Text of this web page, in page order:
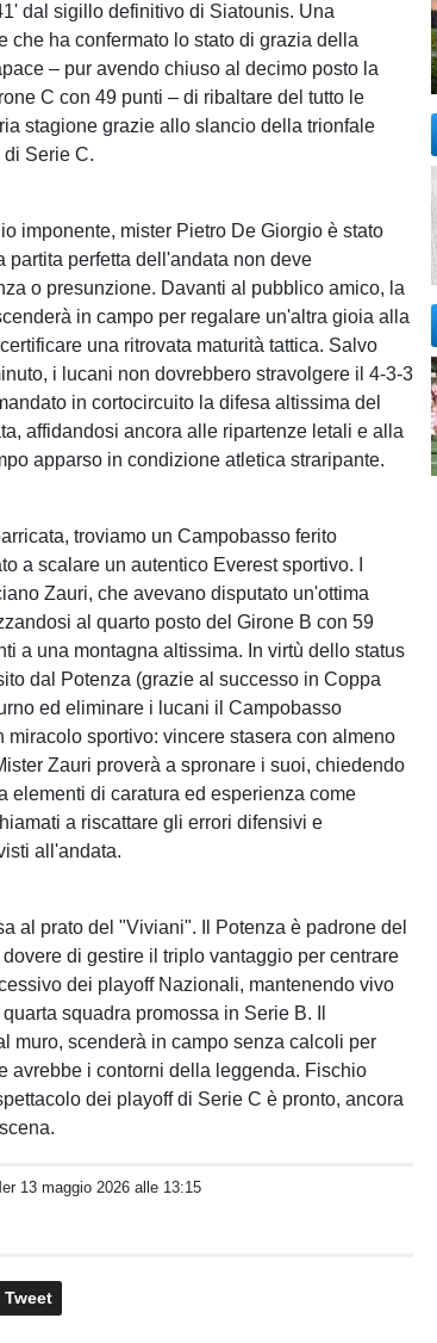
dal sigillo definitivo di Siatounis. Una
che ha confermato lo stato di grazia della
– pur avendo chiuso al decimo posto la
C con 49 punti – di ribaltare del tutto le
stagione grazie allo slancio della trionfale
Serie C.
imponente, mister Pietro De Giorgio è stato
partita perfetta dell'andata non deve
o presunzione. Davanti al pubblico amico, la
in campo per regalare un'altra gioia alla
una ritrovata maturità tattica. Salvo
i lucani non dovrebbero stravolgere il 4-3-3
in cortocircuito la difesa altissima del
affidandosi ancora alle ripartenze letali e alla
apparso in condizione atletica straripante.
troviamo un Campobasso ferito
a scalare un autentico Everest sportivo. I
Zauri, che avevano disputato un'ottima
al quarto posto del Girone B con 59
a una montagna altissima. In virtù dello status
dal Potenza (grazie al successo in Coppa
ed eliminare i lucani il Campobasso
miracolo sportivo: vincere stasera con almeno
Zauri proverà a spronare i suoi, chiedendo
elementi di caratura ed esperienza come
a riscattare gli errori difensivi e
all'andata.
al prato del "Viviani". Il Potenza è padrone del
di gestire il triplo vantaggio per centrare
dei playoff Nazionali, mantenendo vivo
squadra promossa in Serie B. Il
muro, scenderà in campo senza calcoli per
avrebbe i contorni della leggenda. Fischio
dei playoff di Serie C è pronto, ancora
13 maggio 2026 alle 13:15
Tweet